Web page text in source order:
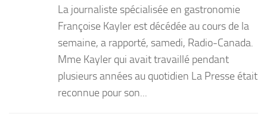
La journaliste spécialisée en gastronomie
Françoise Kayler est décédée au cours de la
semaine, a rapporté, samedi, Radio-Canada.
Mme Kayler qui avait travaillé pendant
plusieurs années au quotidien La Presse était
reconnue pour son...